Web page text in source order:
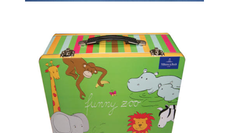
Metalinė priešpiečių dėžutė